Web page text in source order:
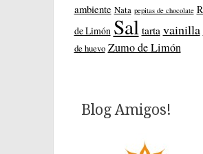
ambiente Nata pepitas de chocolate
de Limón Sal tarta vainilla
de huevo Zumo de Limón
Blog Amigos!